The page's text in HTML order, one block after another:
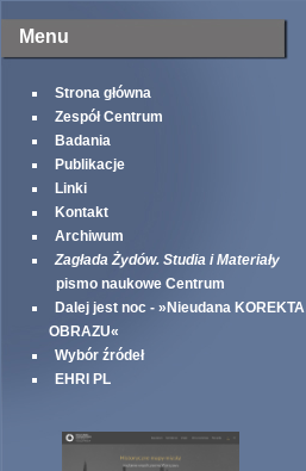
Menu
Strona główna
Zespół Centrum
Badania
Publikacje
Linki
Kontakt
Archiwum
Zagłada Żydów. Studia i Materiały
pismo naukowe Centrum
Dalej jest noc - »Nieudana KOREKTA
OBRAZU«
Wybór źródeł
EHRI PL